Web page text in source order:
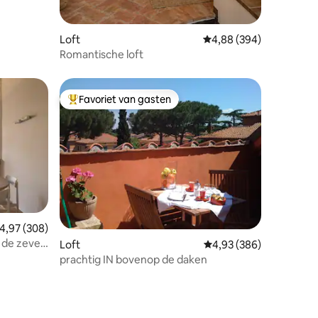
Loft Gemiddelde
4,88 (394)
Romantische loft
beoordeling van 4,97 uit 5, 308 recensies
4,97 (308)
zeven
Topfavoriet van gasten
Favoriet van gasten
Loft Gemiddelde
4,93 (386)
prachtig IN bovenop de daken